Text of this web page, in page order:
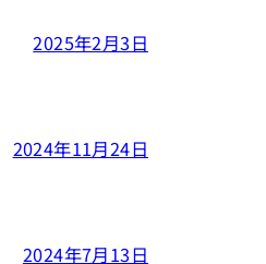
2025年2月3日
2024年11月24日
2024年7月13日